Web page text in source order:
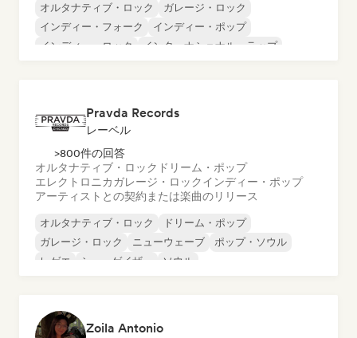
オルタナティブ・ロック
ガレージ・ロック
インディー・フォーク
インディー・ポップ
インディー・ロック
インターナショナル・ラップ
Pravda Records
レーベル
>800件の回答
オルタナティブ・ロック ドリーム・ポップ
エレクトロニカガレージ・ロックインディー・ポップ
アーティストとの契約または楽曲のリリース
オルタナティブ・ロック
ドリーム・ポップ
ガレージ・ロック
ニューウェーブ
ポップ・ソウル
レゲエ
シューゲイザー ソウル
Zoila Antonio